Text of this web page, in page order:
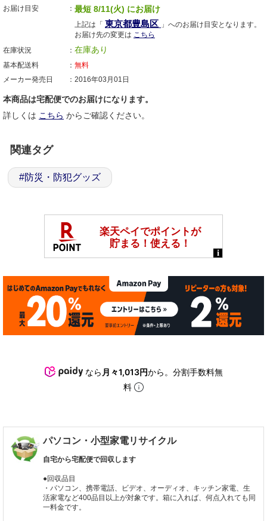
お届け目安
最短 8/11(火) にお届け
上記は「 東京都豊島区 」へのお届け目安となります。
お届け先の変更は こちら
在庫状況
在庫あり
基本配送料
無料
メーカー発売日
2016年03月01日
本商品は宅配便でのお届けになります。
詳しくは こちら からご確認ください。
関連タグ
#防災・防犯グッズ
なら 月々1,013円から。分割手数料無
料
パソコン・小型家電リサイクル
自宅から宅配便で回収します
●回収品目
・パソコン、携帯電話、ビデオ、オーディオ、キッチン家電、生
活家電など400品目以上が対象です。箱に入れば、何点入れても同
一料金です。